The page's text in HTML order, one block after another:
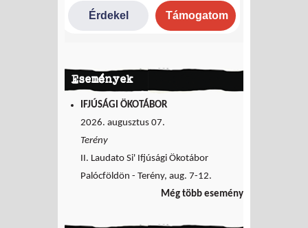
Események
IFJÚSÁGI ÖKOTÁBOR
2026. augusztus 07.
Terény
II. Laudato Si' Ifjúsági Ökotábor
Palócföldön - Terény, aug. 7-12.
Még több esemény